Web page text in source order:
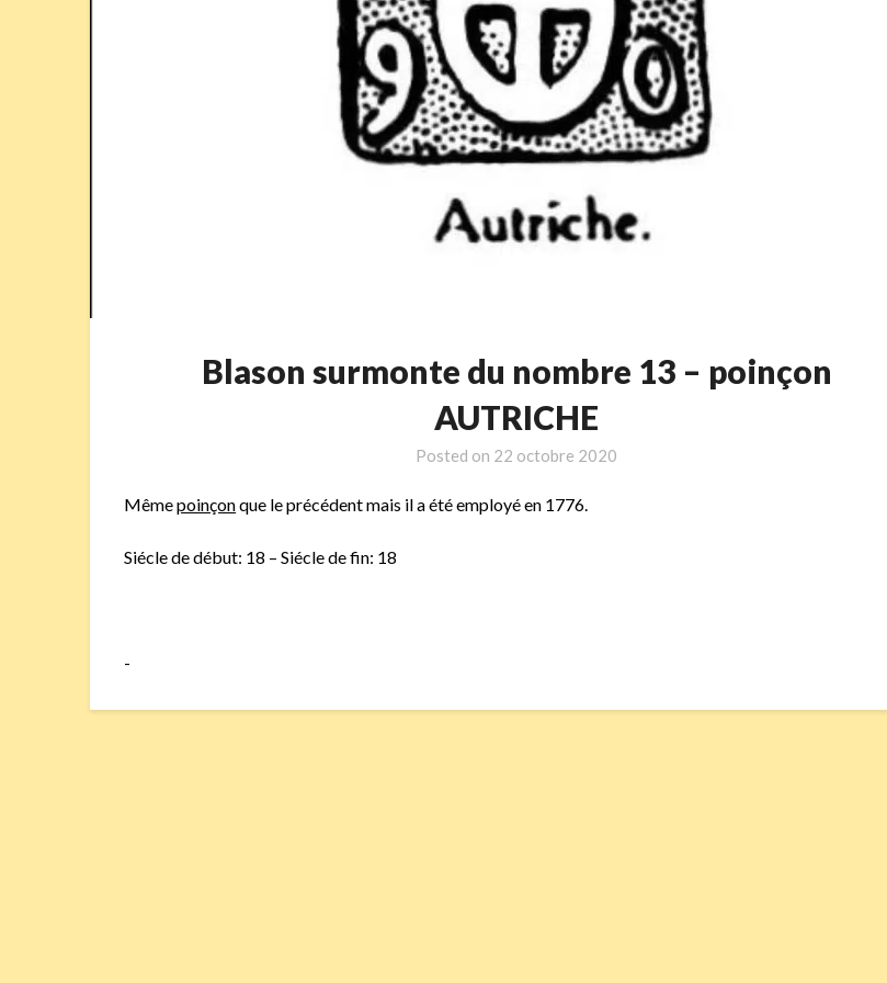
Blason surmonte du nombre 13 – poinçon
AUTRICHE
Posted on 22 octobre 2020
Mêmepoinçonque le précédent mais il a été employé en 1776.
Siécle de début: 18 – Siécle de fin: 18
-